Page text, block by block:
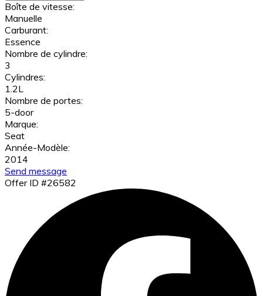
Boîte de vitesse:
Manuelle
Carburant:
Essence
Nombre de cylindre:
3
Cylindres:
1.2L
Nombre de portes:
5-door
Marque:
Seat
Année-Modèle:
2014
Send message
Offer ID #26582